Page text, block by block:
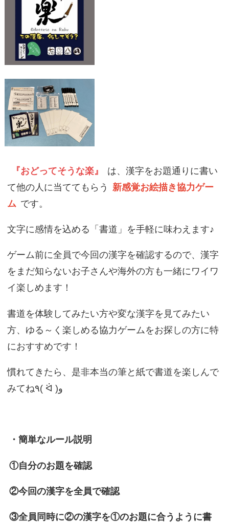
『おどってそうな楽』
は、漢字をお題通りに書い
て他の人に当ててもらう 新感覚お絵描き協力ゲー
ム です。
文字に感情を込める「書道」を手軽に味わえます♪
ゲーム前に全員で今回の漢字を確認するので、漢字
をまだ知らないお子さんや海外の方も一緒にワイワ
イ楽しめます！
書道を体験してみたい方や変な漢字を見てみたい
方、ゆる～く楽しめる協力ゲームをお探しの方に特
におすすめです！
慣れてきたら、是非本当の筆と紙で書道を楽しんで
みてね٩( ᐛ )و
・簡単なルール説明
①自分のお題を確認
②今回の漢字を全員で確認
③全員同時に②の漢字を①のお題に合うように書